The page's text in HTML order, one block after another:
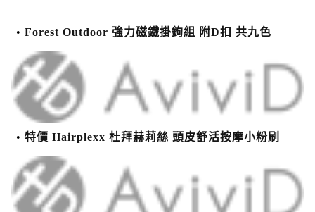
Forest Outdoor 強力磁鐵掛鉤組 附D扣 共九色
特價 Hairplexx 杜拜赫莉絲 頭皮舒活按摩小粉刷